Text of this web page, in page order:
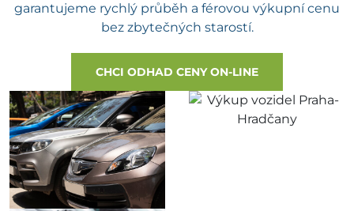
garantujeme rychlý průběh a férovou výkupní cenu
bez zbytečných starostí.
CHCI ODHAD CENY ON-LINE